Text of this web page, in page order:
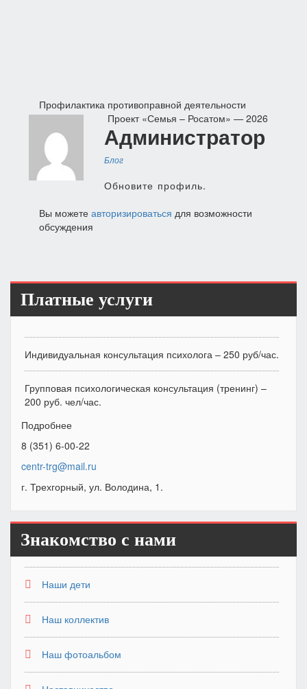
Навигация
по
записям
Профилактика противоправной деятельности
Проект «Семья – Росатом» — 2026
Администратор
Блог
Обновите профиль.
Вы можете авторизироваться для возможности
обсуждения
Платные услуги
Индивидуальная консультация психолога – 250 руб/час.
Групповая психологическая консультация (тренинг) –
200 руб. чел/час.
Подробнее
8 (351) 6-00-22
centr-trg@mail.ru
г. Трехгорный, ул. Володина, 1.
Знакомство с нами
Наши дети
Наш коллектив
Наш фотоальбом